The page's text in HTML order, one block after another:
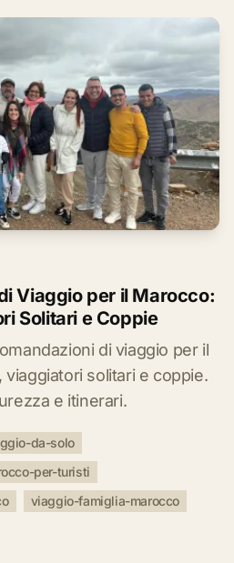
Viaggio per il Marocco:
Solitari e Coppie
di viaggio per il
solitari e coppie.
e itinerari.
da-solo
per-turisti
viaggio-famiglia-marocco